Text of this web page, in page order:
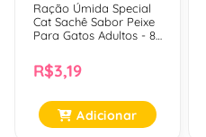
Ração Úmida Special
Cat Sachê Sabor Peixe
Para Gatos Adultos - 85
R$3,19
Adicionar